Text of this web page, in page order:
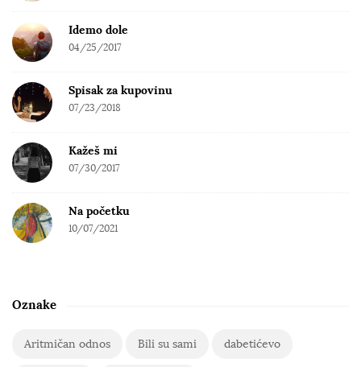
Idemo dole
04/25/2017
Spisak za kupovinu
07/23/2018
Kažeš mi
07/30/2017
Na početku
10/07/2021
Oznake
Aritmičan odnos Bili su sami dabetićevo